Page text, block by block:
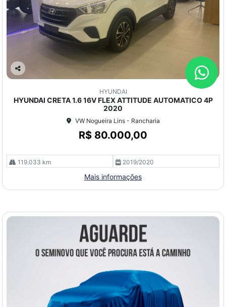
Co
lhe
HYUNDAI
HYUNDAI CRETA 1.6 16V FLEX ATTITUDE AUTOMATICO 4P
2020
VW Nogueira Lins - Rancharia
R$ 80.000,00
119.033 km 2019/2020
Mais informações